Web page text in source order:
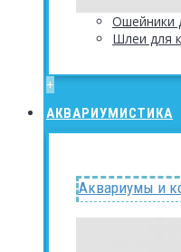
Ошейники
Шлеи для
+
АКВАРИУМИСТИКА
Аквариумы и